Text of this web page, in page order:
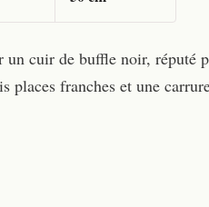
cuir de buffle noir, réputé
places franches et une